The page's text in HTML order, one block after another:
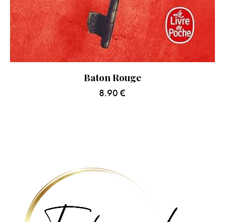
Baton Rouge
8.90 €